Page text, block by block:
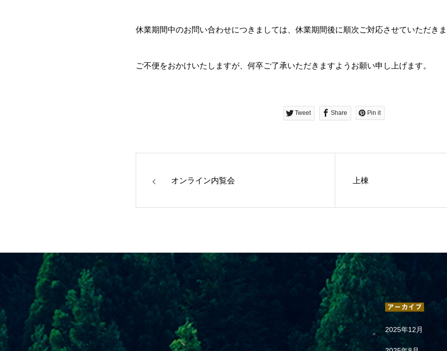
休業期間中のお問い合わせにつきましては、休業期間後に順次ご対応させていただき
ご不便をおかけいたしますが、何卒ご了承いただきますようお願い申し上げます。
Tweet Share Pin it
オンライン内覧会 上棟
アーカイブ
2025年12月